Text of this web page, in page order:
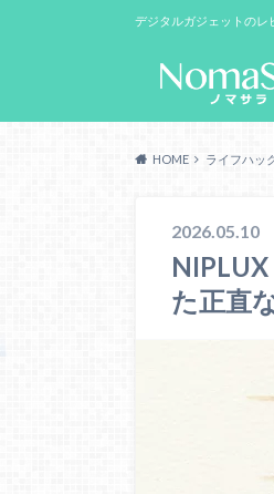
デジタルガジェットのレ
HOME ライフハッ
2026.05.10
た正直